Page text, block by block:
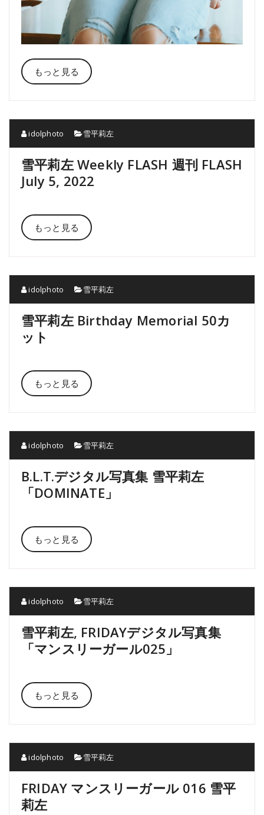
もっと見る
idolphoto 雪平莉左
雪平莉左 Weekly FLASH 週刊 FLASH
July 5, 2022
もっと見る
idolphoto 雪平莉左
雪平莉左 Birthday Memorial 50カ
ット
もっと見る
idolphoto 雪平莉左
B.L.T.デジタル写真集 雪平莉左
「DOMINATE」
もっと見る
idolphoto 雪平莉左
雪平莉左, FRIDAYデジタル写真集
「マンスリーガール025」
もっと見る
idolphoto 雪平莉左
FRIDAY マンスリーガール 016 雪平
莉左